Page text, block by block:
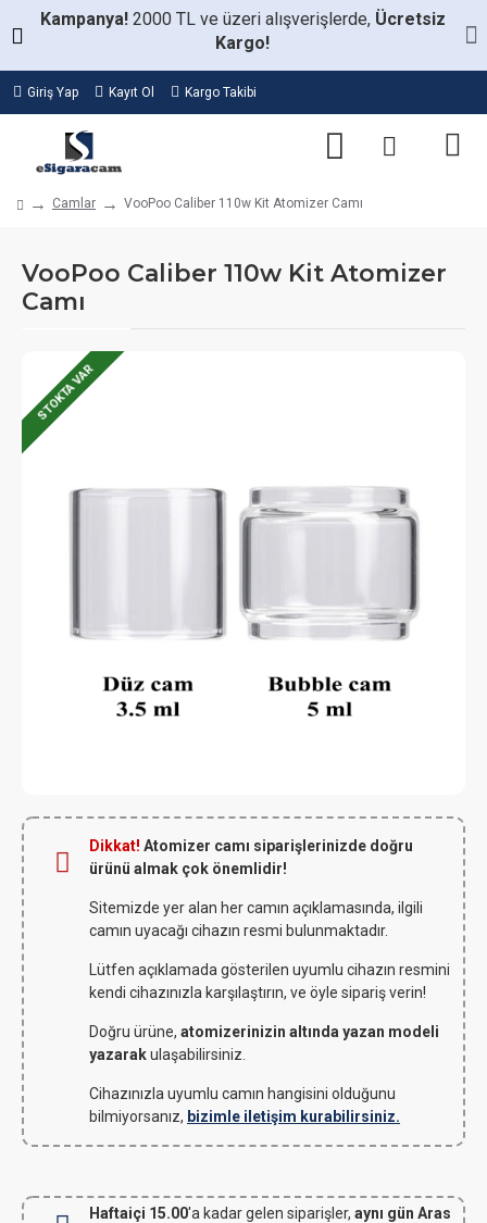
Kampanya! 2000 TL ve üzeri alışverişlerde, Ücretsiz
Kargo!
Giriş Yap Kayıt Ol Kargo Takibi
Camlar VooPoo Caliber 110w Kit Atomizer Camı
VooPoo Caliber 110w Kit Atomizer
Camı
STOKTA VAR
Dikkat! Atomizer camı siparişlerinizde doğru
ürünü almak çok önemlidir!
Sitemizde yer alan her camın açıklamasında, ilgili
camın uyacağı cihazın resmi bulunmaktadır.
Lütfen açıklamada gösterilen uyumlu cihazın resmini
kendi cihazınızla karşılaştırın, ve öyle sipariş verin!
Doğru ürüne, atomizerinizin altında yazan modeli
yazarakulaşabilirsiniz.
Cihazınızla uyumlu camın hangisini olduğunu
bilmiyorsanız, bizimle iletişim kurabilirsiniz.
Haftaiçi 15.00'a kadar gelen siparişler, aynı gün Aras